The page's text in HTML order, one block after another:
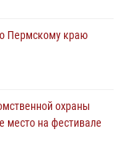
Пермскому краю
охраны
место на фестивале